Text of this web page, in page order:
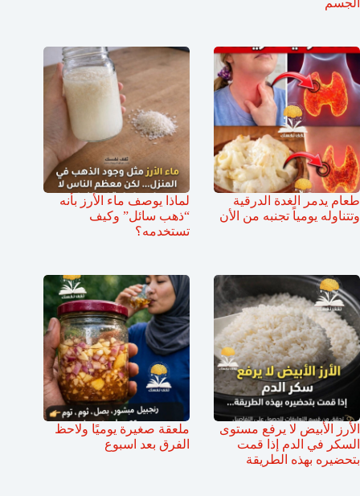
الجسم
طعام يدمر الغدة الدرقية
وتتناوله يومياً تجنبه من الأن
لماذا يوصف ماء الأرز بأنه
“ذهب سائل” وكيف
تستخدمه؟
الأرز الأبيض لا يرفع مستوى
السكر في الدم إذا قمت
بتحضيره بهذه الطريقة
ملعقة صغيرة يوميًا ولاحظ
الفرق بعد اسبوع